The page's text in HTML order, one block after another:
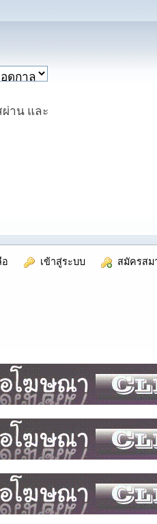
ผ่าน และ
อ เข้าสู่ระบบ สมัครสม